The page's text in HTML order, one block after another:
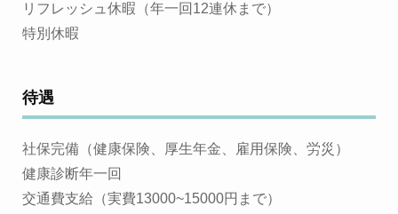
リフレッシュ休暇（年一回12連休まで）
特別休暇
待遇
社保完備（健康保険、厚生年金、雇用保険、労災）
健康診断年一回
交通費支給（実費13000~15000円まで）